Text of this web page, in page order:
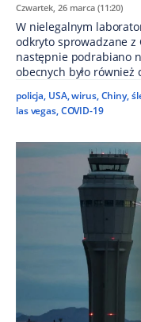
Czwartek, 26 marca (11:20)
W nielegalnym
odkryto sprowadzane z
następnie podrabiano
obecnych było również
policja, USA,wirus,Chiny,
las vegas,COVID-19